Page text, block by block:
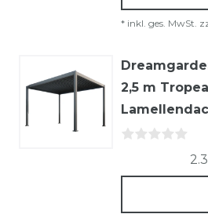
* inkl. ges. MwSt.
2,5 m